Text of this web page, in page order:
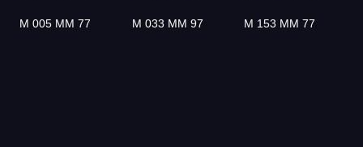
М 005 ММ 77 М 033 ММ 97 М 153 ММ 77